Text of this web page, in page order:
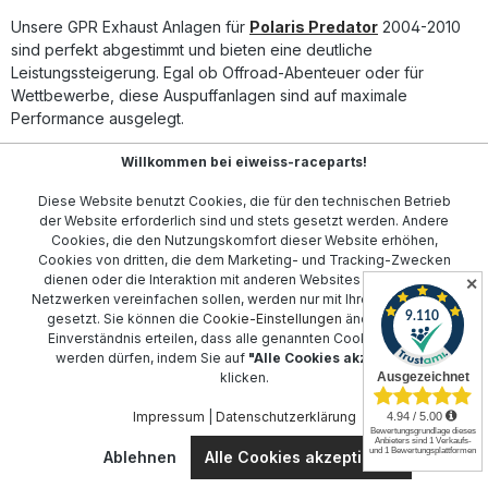
Homologierter Slip-On Auspuff mit herausnehmbarem db-
Killer Verbessertes Drehmoment und geringeres Gewicht
Markanter Deeptone-Sound für intensives Fahrgefühl
Hergestellt in Italien, DIN-zertifizierte Qualität Plug & Play
Montage – alle Halterungen im Lieferumfang Lieferumfang:
GPR Deeptone Slip-On Endschalldämpfer Removable db
killer Verbindungsrohr (Link Pipe) Alle
fahrzeugspezifischen Halterungen und Montagezubehör
Unsere GPR Exhaust Anlagen für Polaris Predator 2004-2010
sind perfekt abgestimmt und bieten eine deutliche
Leistungssteigerung. Egal ob Offroad-Abenteuer oder für
Wettbewerbe, diese Auspuffanlagen sind auf maximale
Performance ausgelegt.
Polaris 1000Modelle von 2014 sorgt der GPR Exhaust
Gewicht des Fahrzeugs erheblich.
Unsere Anlagen sind zudem für eine Vielzahl weiterer Polaris-
Modelle verfügbar, darunter derScrambler 2001-2012 und der
Sportsman . Die Installation ist einfach und die Vorteile spürbar
bei jedem Dreh am Gas.
Erleben Sie die Qualität und den Sound, den Ihr Polaris verdient.
Durchstöbern Sie unsere zahlreichen Optionen für
unterschiedliche Modelle und Baujahre, wie z.B. den
Sportsman 2014-2022oder entdecken Sie
von 2012-2016.
Willkommen bei eiweiss-raceparts!
Diese Website benutzt Cookies, die für den technischen Betrieb
der Website erforderlich sind und stets gesetzt werden. Andere
Cookies, die den Nutzungskomfort dieser Website erhöhen,
Cookies von dritten, die dem Marketing- und Tracking-Zwecken
dienen oder die Interaktion mit anderen Websites und sozialen
Netzwerken vereinfachen sollen, werden nur mit Ihrer Zustimmung
gesetzt. Sie können die Cookie-Einstellungen ändern oder Ihr
Einverständnis erteilen, dass alle genannten Cookies gesetzt
werden dürfen, indem Sie auf "Alle Cookies akzeptieren"
klicken.
Impressum Datenschutzerklärung
Ablehnen Alle Cookies akzeptieren
✕